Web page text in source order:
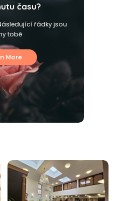
času?
řádky jsou
tobě
More